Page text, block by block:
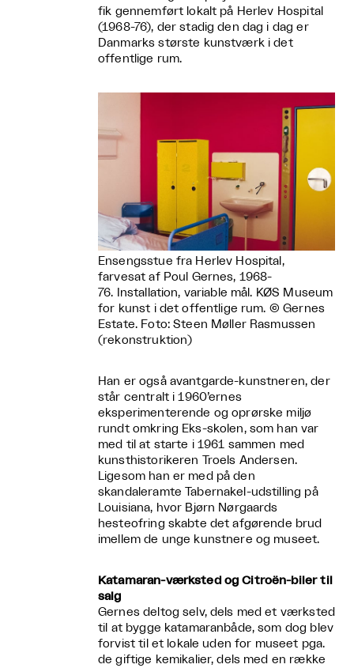
fik gennemført lokalt på Herlev Hospital
(1968-76), der stadig den dag i dag er
Danmarks største kunstværk i det
offentlige rum.
Ensengsstue fra Herlev Hospital,
farvesat af Poul Gernes, 1968-
76. Installation, variable mål. KØS Museum
for kunst i det offentlige rum. © Gernes
Estate. Foto: Steen Møller Rasmussen
(rekonstruktion)
Han er også avantgarde-kunstneren, der
står centralt i 1960’ernes
eksperimenterende og oprørske miljø
rundt omkring Eks-skolen, som han var
med til at starte i 1961 sammen med
kunsthistorikeren Troels Andersen.
Ligesom han er med på den
skandaleramte Tabernakel-udstilling på
Louisiana, hvor Bjørn Nørgaards
hesteofring skabte det afgørende brud
imellem de unge kunstnere og museet.
Katamaran-værksted og Citroën-biler til
salg
Gernes deltog selv, dels med et værksted
til at bygge katamaranbåde, som dog blev
forvist til et lokale uden for museet pga.
de giftige kemikalier, dels med en række